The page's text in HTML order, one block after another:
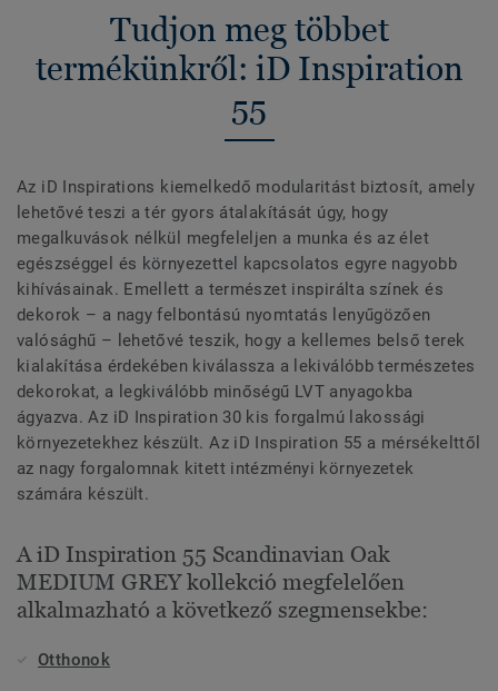
Tudjon meg többet
termékünkről: iD Inspiration
55
Az iD Inspirations kiemelkedő modularitást biztosít, amely
lehetővé teszi a tér gyors átalakítását úgy, hogy
megalkuvások nélkül megfeleljen a munka és az élet
egészséggel és környezettel kapcsolatos egyre nagyobb
kihívásainak. Emellett a természet inspirálta színek és
dekorok – a nagy felbontású nyomtatás lenyűgözően
valósághű – lehetővé teszik, hogy a kellemes belső terek
kialakítása érdekében kiválassza a lekiválóbb természetes
dekorokat, a legkiválóbb minőségű LVT anyagokba
ágyazva. Az iD Inspiration 30 kis forgalmú lakossági
környezetekhez készült. Az iD Inspiration 55 a mérsékelttől
az nagy forgalomnak kitett intézményi környezetek
számára készült.
A iD Inspiration 55 Scandinavian Oak
MEDIUM GREY kollekció megfelelően
alkalmazható a következő szegmensekbe:
Otthonok